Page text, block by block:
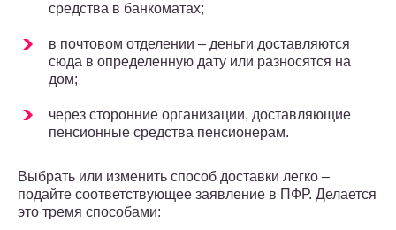
средства в банкоматах;
в почтовом отделении – деньги доставляются
сюда в определенную дату или разносятся на
дом;
через сторонние организации, доставляющие
пенсионные средства пенсионерам.
Выбрать или изменить способ доставки легко –
подайте соответствующее заявление в ПФР. Делается
это тремя способами: